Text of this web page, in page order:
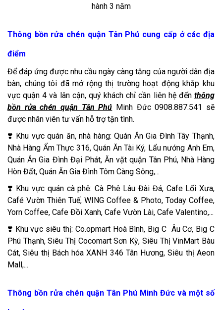
hành 3 năm
Thông bồn rửa chén quận Tân Phú cung cấp ở các địa
điểm
Để đáp ứng được nhu cầu ngày càng tăng của người dân địa
bàn, chúng tôi đã mở rộng thị trường hoạt động khắp khu
vực quận 4 và lân cận, quý khách chỉ cần liên hệ đến thông
bồn rửa chén quận Tân Phú Minh Đức 0908.887.541 sẽ
được nhân viên tư vấn hỗ trợ tận tình.
❣️ Khu vực quán ăn, nhà hàng: Quán Ăn Gia Đình Tây Thạnh,
Nhà Hàng Ẩm Thực 316, Quán Ăn Tài Ký, Lẩu nướng Anh Em,
Quán Ăn Gia Đình Đại Phát, Ăn vặt quận Tân Phú, Nhà Hàng
Hòn Đất, Quán Ăn Gia Đình Tôm Càng Sông,...
❣️ Khu vực quán cà phê: Cà Phê Lâu Đài Đá, Cafe Lối Xưa,
Café Vườn Thiên Tuế, WING Coffee & Photo, Today Coffee,
Yorn Coffee, Cafe Đồi Xanh, Cafe Vườn Lài, Cafe Valentino,...
❣️ Khu vực siêu thị: Co.opmart Hoà Bình, Big C Âu Cơ, Big C
Phú Thạnh, Siêu Thị Cocomart Sơn Kỳ, Siêu Thị VinMart Bàu
Cát, Siêu thị Bách hóa XANH 346 Tân Hương, Siêu thị Aeon
Mall,...
Thông bồn rửa chén quận Tân Phú Minh Đức và một số